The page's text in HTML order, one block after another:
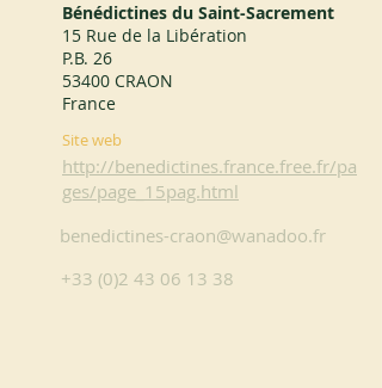
Bénédictines du Saint-Sacrement
15 Rue de la Libération
P.B. 26
53400 CRAON
France
Site web
http://benedictines.france.free.fr/pa
ges/page_15pag.html
benedictines-craon@wanadoo.fr
+33 (0)2 43 06 13 38